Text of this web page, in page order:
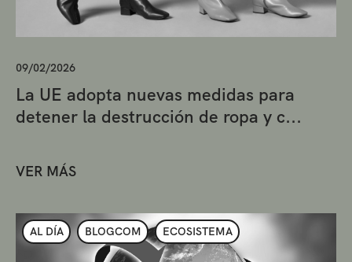
09/02/2026
La UE adopta nuevas medidas para
detener la destrucción de ropa y c...
VER MÁS
AL DÍA BLOGCOM ECOSISTEMA